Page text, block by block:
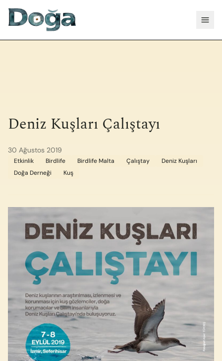
Deniz Kuşları Çalıştayı
30 Ağustos 2019
Etkinlik Birdlife Birdlife Malta Çalıştay
Deniz Kuşları
Doğa Derneği
Kuş